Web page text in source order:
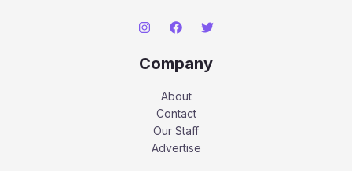
Company
About
Contact
Our Staff
Advertise